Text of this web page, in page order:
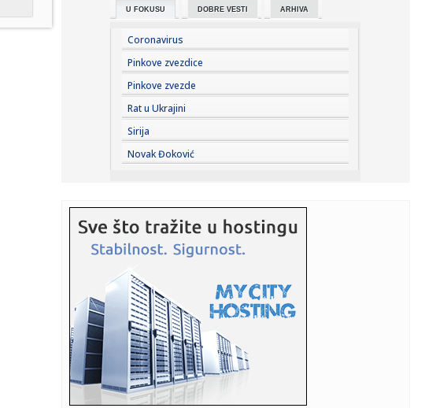
09:51:
Sladić najavio promjenu: Temperatura pada za 5 do 7
09:51:Novi detalji užasa na Tajlandu: Učenik ubio babu i djeda
prije ...
09:51:Tramp ponovo "zakuvao" s državljanstvom: Donio dvije
uredbe
09:51:Zbog asfaltiranja zatvoren dio Ulice Prvog krajiškog
korpusa
09:51: Mesni narezak
09:51:
sedmoro mr...
09:51:Evropa gori FOTO
09:42:Knežević najavio dokument koji će uzdrmati Podgoricu;
"Videće...
09:40:Sud naložio Meti da uplati 567 miliona dolara za mentalno
U FOKUSU DOBRE VESTI ARHIVA
Coronavirus
Pinkove zvezdice
Pinkove zvezde
Rat u Ukrajini
Sirija
Novak Đoković